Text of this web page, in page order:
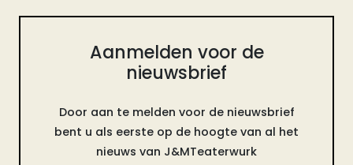
Aanmelden voor de
nieuwsbrief
Door aan te melden voor de nieuwsbrief
bent u als eerste op de hoogte van al het
nieuws van J&MTeaterwurk